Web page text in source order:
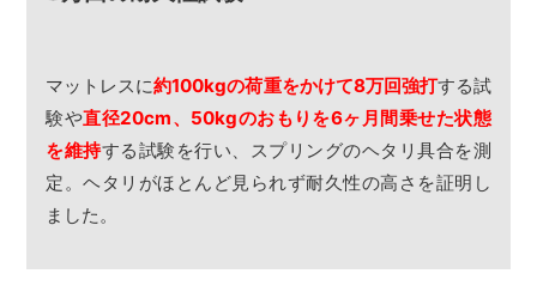
マットレスに約100kgの荷重をかけて8万回強打する試
験や直径20cm、50kgのおもりを6ヶ月間乗せた状態
を維持する試験を行い、スプリングのヘタリ具合を測
定。ヘタリがほとんど見られず耐久性の高さを証明し
ました。